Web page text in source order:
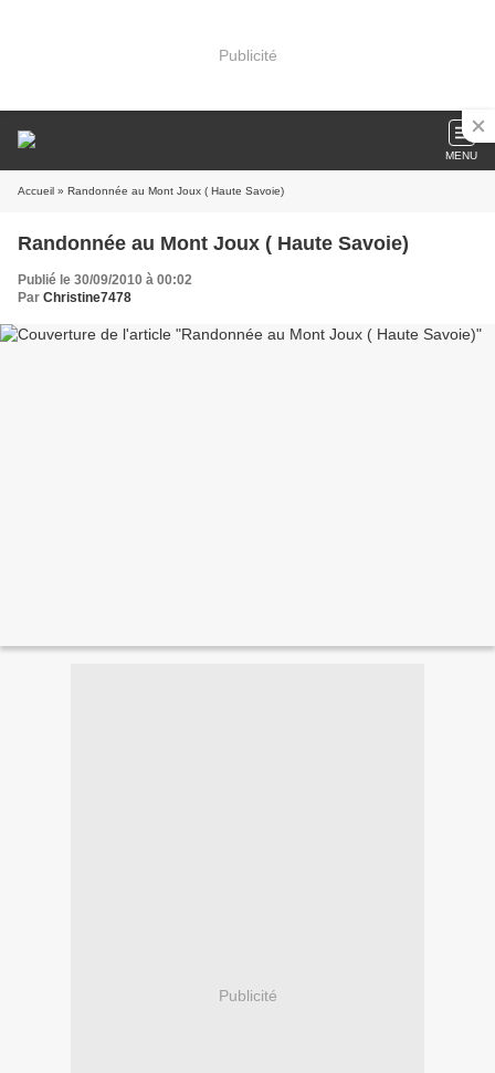
Publicité
MENU
Accueil » Randonnée au Mont Joux ( Haute Savoie)
Randonnée au Mont Joux ( Haute Savoie)
Publié le 30/09/2010 à 00:02
Par Christine7478
Publicité